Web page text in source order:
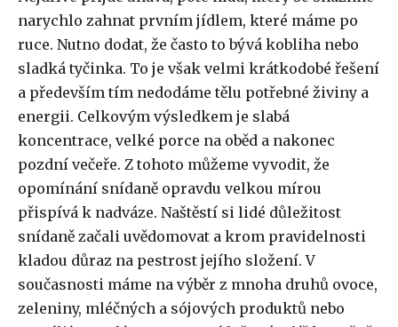
narychlo zahnat prvním jídlem, které máme po
ruce. Nutno dodat, že často to bývá kobliha nebo
sladká tyčinka. To je však velmi krátkodobé řešení
a především tím nedodáme tělu potřebné živiny a
energii. Celkovým výsledkem je slabá
koncentrace, velké porce na oběd a nakonec
pozdní večeře. Z tohoto můžeme vyvodit, že
opomínání snídaně opravdu velkou mírou
přispívá k nadváze. Naštěstí si lidé důležitost
snídaně začali uvědomovat a krom pravidelnosti
kladou důraz na pestrost jejího složení. V
současnosti máme na výběr z mnoha druhů ovoce,
zeleniny, mléčných a sójových produktů nebo